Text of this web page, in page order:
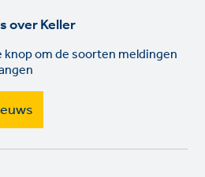
over Keller
om de soorten meldingen